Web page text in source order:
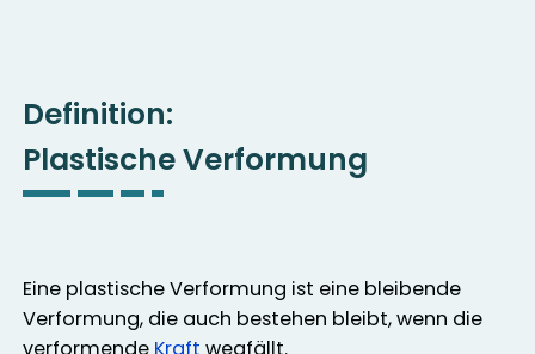
Definition:
Plastische Verformung
Eine plastische Verformung ist eine bleibende
Verformung, die auch bestehen bleibt, wenn die